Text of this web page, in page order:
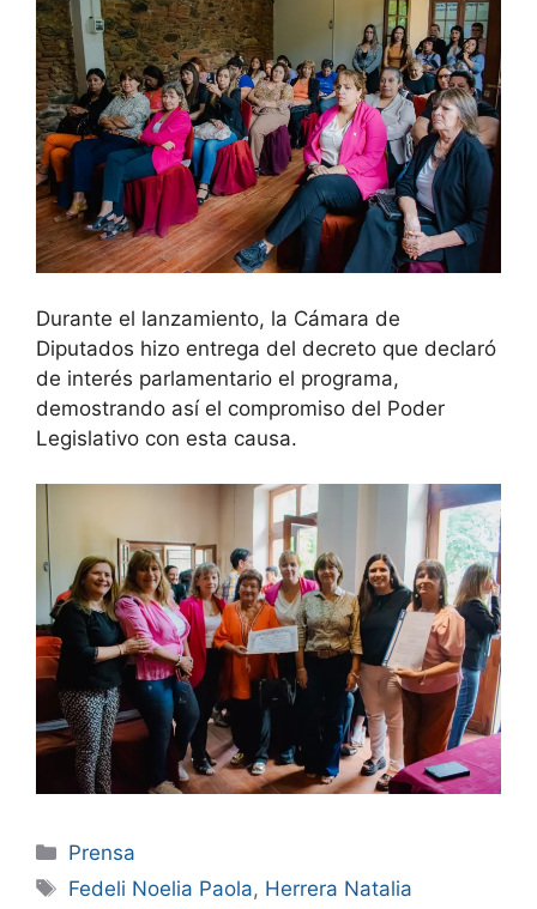
Durante el lanzamiento, la Cámara de
Diputados hizo entrega del decreto que declaró
de interés parlamentario el programa,
demostrando así el compromiso del Poder
Legislativo con esta causa.
Prensa
Fedeli Noelia Paola, Herrera Natalia